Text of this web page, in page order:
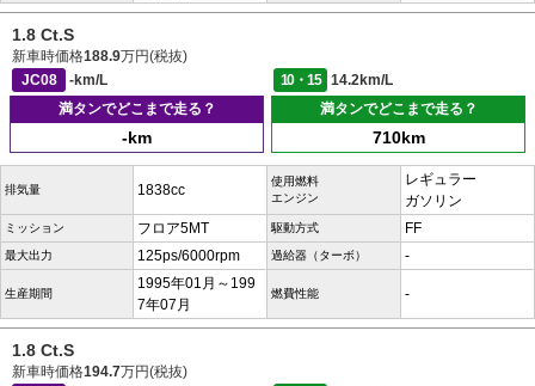
1.8 Ct.S
新車時価格188.9万円(税抜)
JC08
-km/L 10・15
14.2km/L
満タンでどこまで走る？
-km
満タンでどこまで走る？
710km
排気量 1838cc
使用燃料
エンジン
レギュラー
ガソリン
ミッション フロア5MT 駆動方式 FF
最大出力 125ps/6000rpm 過給器（ターボ） -
生産期間
1995年01月～199
7年07月
燃費性能 -
1.8 Ct.S
新車時価格194.7万円(税抜)